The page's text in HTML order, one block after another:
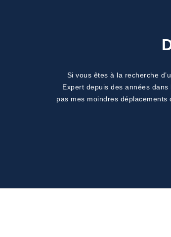
Si vous êtes à la recherche
Expert depuis des années
pas mes moindres